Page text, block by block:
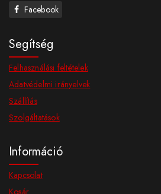
Facebook
Segítség
Felhasználási feltételek
Adatvédelmi irányelvek
Szállítás
Szolgáltatások
Információ
Kapcsolat